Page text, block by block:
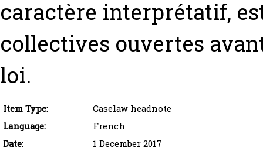
caractère interprétatif,
collectives ouvertes
loi.
Item Type:
Caselaw headnote
Language:
French
Date:
1 December 2017